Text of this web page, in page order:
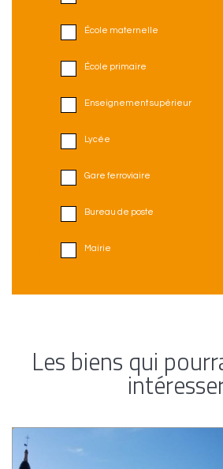
École maternelle
École primaire
Enseignement supérieur
Lycée
Gare ferroviaire
Bureau de poste
Mairie
Les biens qui